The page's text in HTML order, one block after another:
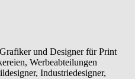
und Designer für Print
Werbeabteilungen
Industriedesigner,